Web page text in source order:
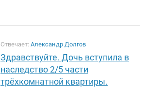
Отвечает: Александр Долгов
Здравствуйте. Дочь вступила в
наследство 2/5 части
трёхкомнатной квартиры.